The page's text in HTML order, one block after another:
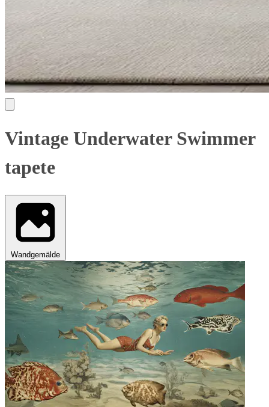
Vintage Underwater Swimmer
tapete
Wandgemälde